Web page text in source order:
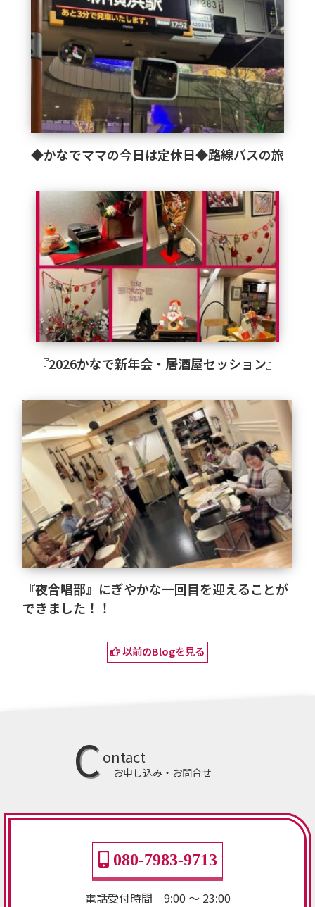
◆かなでママの今日は定休日◆路線バスの旅
『2026かなで新年会・居酒屋セッション』
『夜合唱部』にぎやかな一回目を迎えることが
できました！！
以前のBlogを見る
Contact
お申し込み・お問合せ
080-7983-9713
電話受付時間 9:00 ～ 23:00